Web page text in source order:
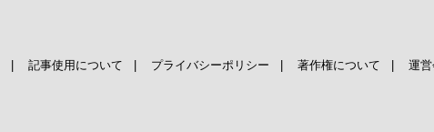
記事使用について プライバシーポリシー 著作権について 運